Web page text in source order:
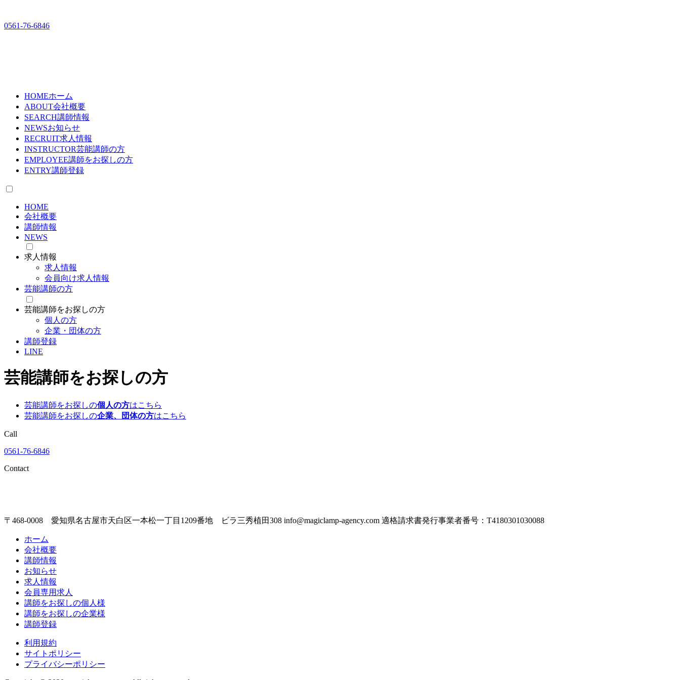
0561-76-6846
HOMEホーム
ABOUT会社概要
SEARCH講師情報
NEWSお知らせ
RECRUIT求人情報
INSTRUCTOR芸能講師の方
EMPLOYEE講師をお探しの方
ENTRY講師登録
HOME
会社概要
講師情報
NEWS
求人情報
求人情報
会員向け求人情報
芸能講師の方
芸能講師をお探しの方
個人の方
企業・団体の方
講師登録
LINE
芸能講師をお探しの方
芸能講師をお探しの個人の方はこちら
芸能講師をお探しの企業、団体の方はこちら
Call
0561-76-6846
Contact
〒468-0008 愛知県名古屋市天白区一本松一丁目1209番地 ビラ三秀植田308 info@magiclamp-agency.com 適格請求書発行事業者番号：T4180301030088
ホーム
会社概要
講師情報
お知らせ
求人情報
会員専用求人
講師をお探しの個人様
講師をお探しの企業様
講師登録
利用規約
サイトポリシー
プライバシーポリシー